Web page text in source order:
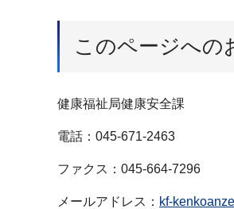
このページへの
健康福祉局健康安全課
電話：045-671-2463
ファクス：045-664-7296
メールアドレス： kf-